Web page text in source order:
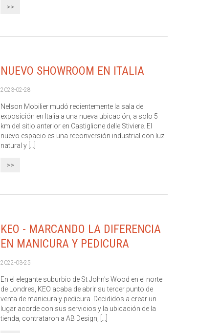
>>
NUEVO SHOWROOM EN ITALIA
2023-02-28
Nelson Mobilier mudó recientemente la sala de
exposición en Italia a una nueva ubicación, a solo 5
km del sitio anterior en Castiglione delle Stiviere. El
nuevo espacio es una reconversión industrial con luz
natural y [...]
>>
KEO - MARCANDO LA DIFERENCIA
EN MANICURA Y PEDICURA
2022-03-25
En el elegante suburbio de St John's Wood en el norte
de Londres, KEO acaba de abrir su tercer punto de
venta de manicura y pedicura. Decididos a crear un
lugar acorde con sus servicios y la ubicación de la
tienda, contrataron a AB Design, [...]